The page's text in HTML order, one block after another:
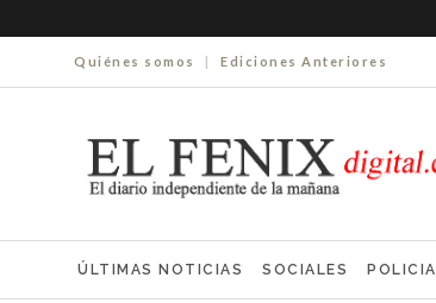
Quiénes somos | Ediciones Anteriores
ÚLTIMAS NOTICIAS SOCIALES